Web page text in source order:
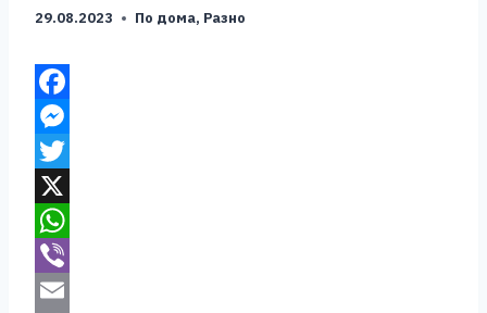
29.08.2023 По дома, Разно
F
a
c
e
b
o
M
e
s
s
e
T
w
t
X
W
hV